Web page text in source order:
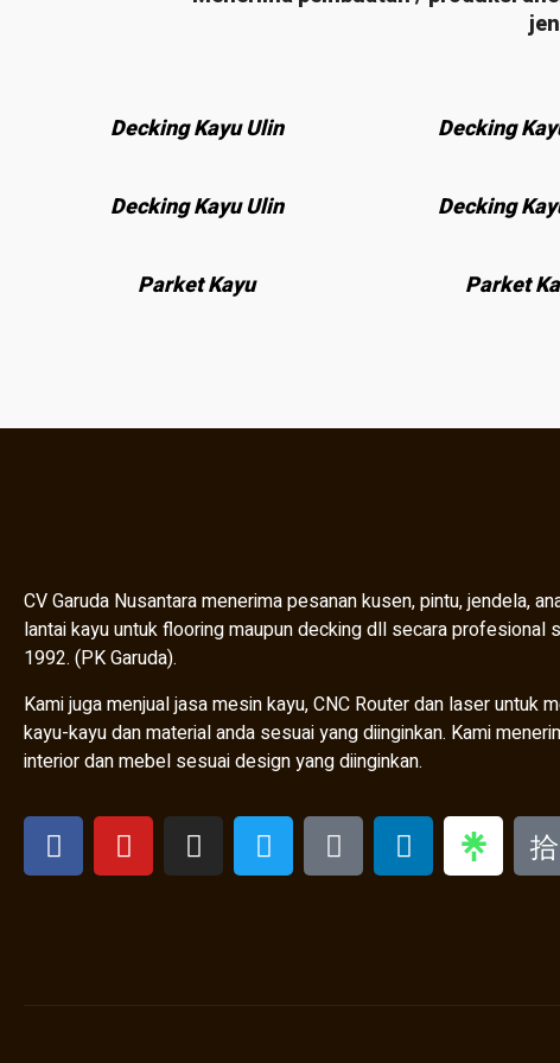
Decking Kayu Ulin Decking
Decking Kayu Ulin Decking
Parket Kayu Parket
CV Garuda Nusantara menerima pesanan kusen, pintu, jendela,
lantai kayu untuk flooring maupun decking dll secara profesional
1992. (PK Garuda).
Kami juga menjual jasa mesin kayu, CNC Router dan laser untuk
kayu-kayu dan material anda sesuai yang diinginkan. Kami
interior dan mebel sesuai design yang diinginkan.